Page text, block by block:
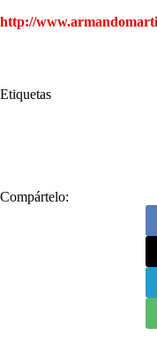
http://
Etiquetas
Compártelo: